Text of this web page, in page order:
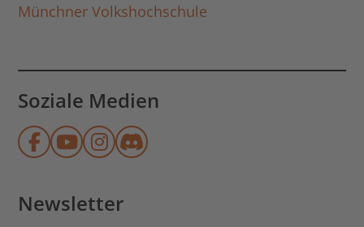
Münchner Volkshochschule
Soziale Medien
Münchner Stadtbibliothek auf
Münchner Stadtbibliothek auf
Münchner Stadtbibliothek
Münchner
Newsletter